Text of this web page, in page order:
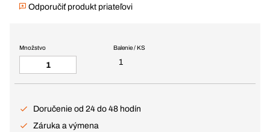
Odporučiť produkt priateľovi
Balenie / KS
1
Množstvo
Doručenie od 24 do 48 hodín
Záruka a výmena